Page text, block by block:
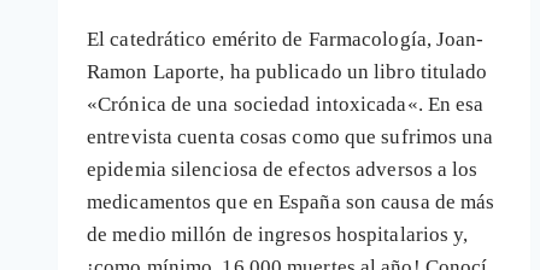
y
efectivas
El catedrático emérito de Farmacología, Joan-
Ramon Laporte, ha publicado un libro titulado
«Crónica de una sociedad intoxicada«. En esa
entrevista cuenta cosas como que sufrimos una
epidemia silenciosa de efectos adversos a los
medicamentos que en España son causa de más
de medio millón de ingresos hospitalarios y,